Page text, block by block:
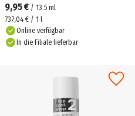
9,95 € / 13.5 ml
737,04 € / 1 l
Online verfügbar
In die Filiale lieferbar